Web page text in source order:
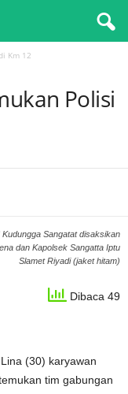
Km 12
Polisi
Sangatat disaksikan
dan Kapolsek Sangatta Iptu
Slamet Riyadi (jaket hitam)
Dibaca 49
(30) karyawan
tim gabungan